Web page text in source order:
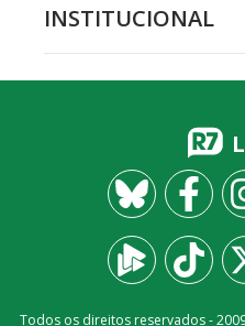
INSTITUCIONAL
Todos os direitos reservados -